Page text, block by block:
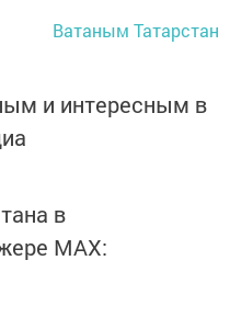
Ватаным Татарстан
и интересным в
в
MАХ: